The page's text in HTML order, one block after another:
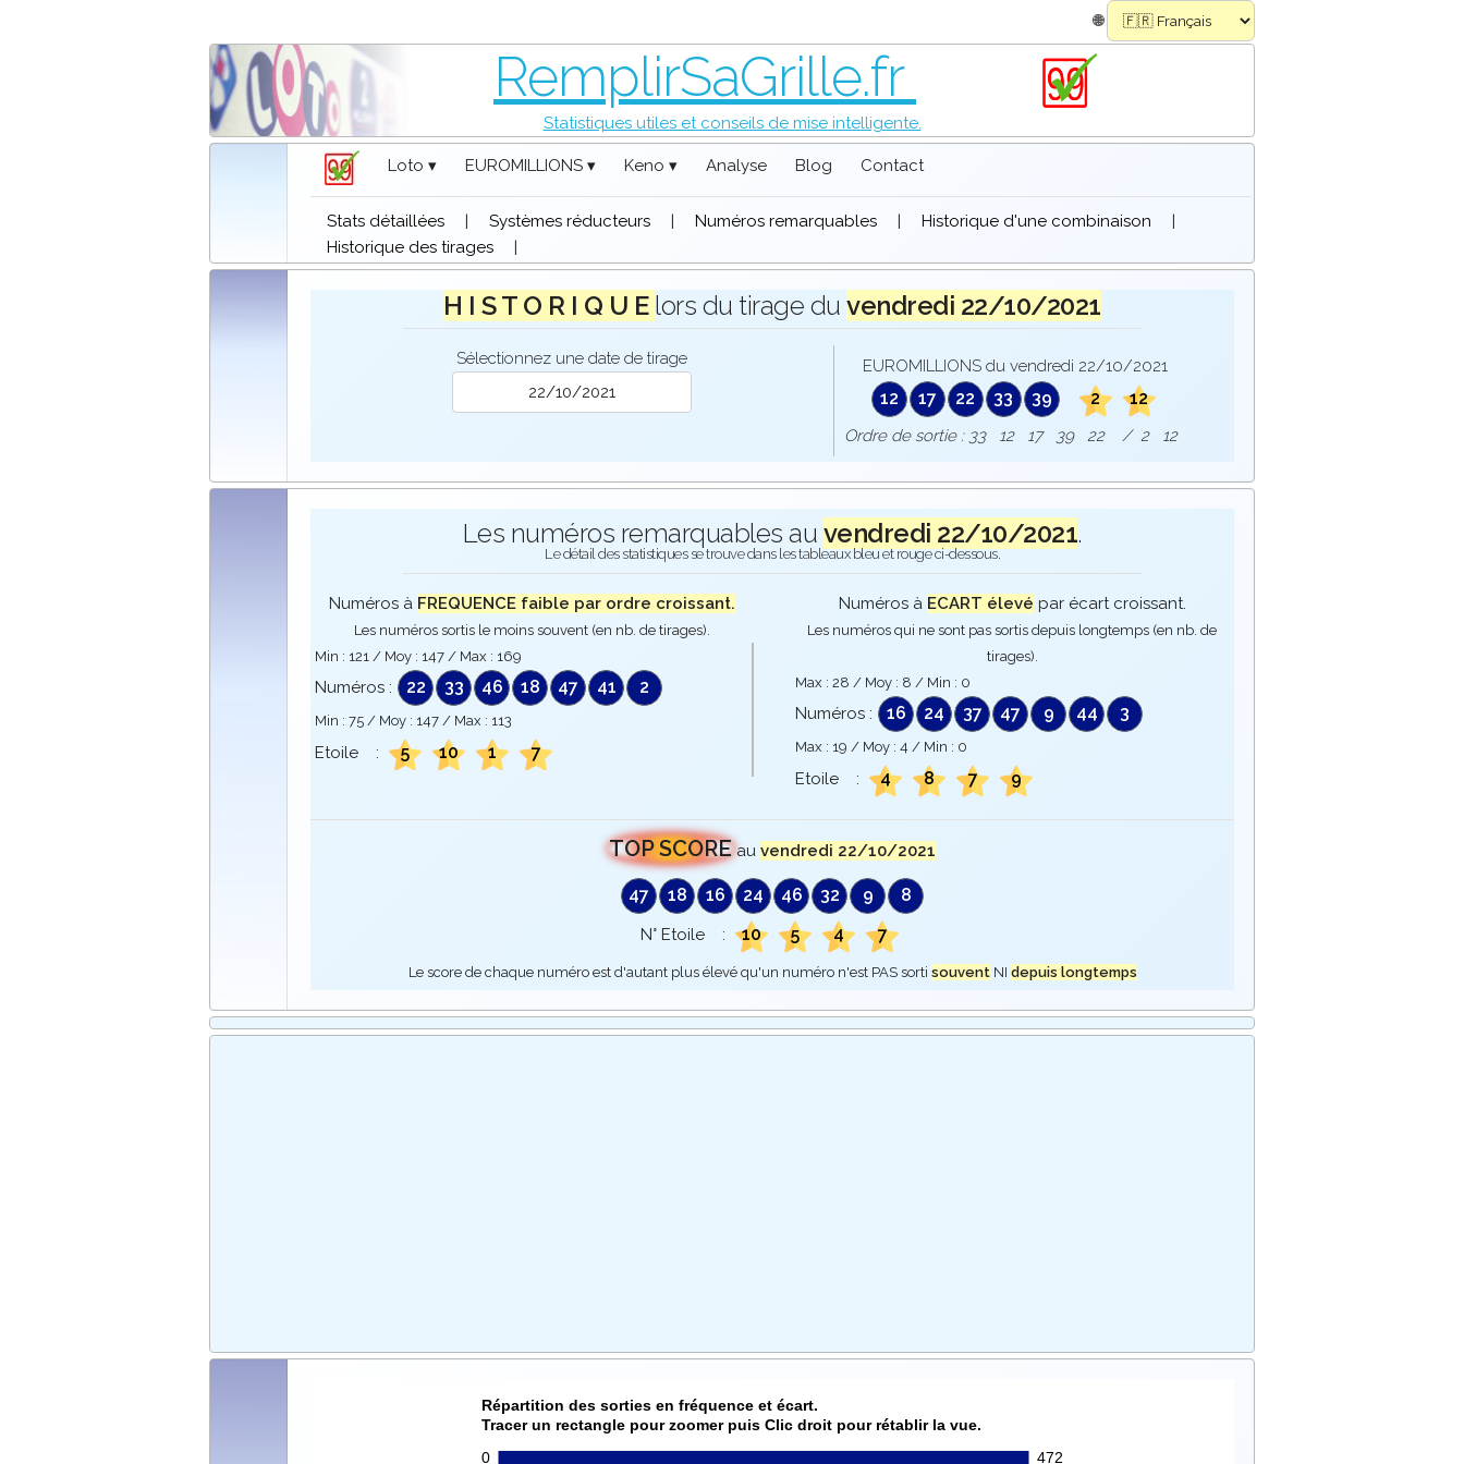
🌐
RemplirSaGrille.fr
Statistiques utiles et conseils de mise intelligente.
Loto ▾ EUROMILLIONS ▾ Keno ▾ Analyse Blog Contact
Stats détaillées | Systèmes réducteurs | Numéros remarquables | Historique d'une combinaison
|
Historique des tirages
|
H I S T O R I Q U E lors du tirage duvendredi 22/10/2021
Sélectionnez une date de tirage EUROMILLIONS du vendredi 22/10/2021
12 17 22 33 39 2 12
Ordre de sortie : 33 12 17 39 22 / 2 12
Les numéros remarquables au vendredi 22/10/2021.
Le détail des statistiques se trouve dans les tableaux bleu et rouge ci-dessous.
Numéros à FREQUENCE faible par ordre croissant.
Les numéros sortis le moins souvent (en nb. de tirages).
Min : 121 / Moy : 147 / Max : 169
Numéros : 22 33 46 18 47 41 2
Min :75 / Moy : 147 / Max : 113
Etoile : 5 10 1 7
Numéros à ECART élevé par écart croissant.
Les numéros qui ne sont pas sortis depuis longtemps (en nb. de
tirages).
Max : 28 / Moy : 8 / Min : 0
Numéros : 16 24 37 47 9 44 3
Max : 19 / Moy : 4 / Min : 0
Etoile : 4 8 7 9
TOP SCORE au vendredi 22/10/2021
47 18 16 24 46 32 9 8
N° Etoile : 10 5 4 7
Le score de chaque numéro est d'autant plus élevé qu'un numéro n'est PAS sorti souventNI depuis longtemps
Répartition des sorties en fréquence et écart.
Tracer un rectangle pour zoomer puis Clic droit pour rétablir la vue.
0
472